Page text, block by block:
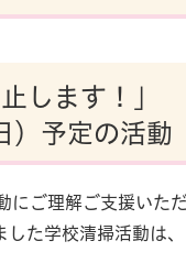
します！」
）予定の活動
ご理解ご支援いた
た学校清掃活動は